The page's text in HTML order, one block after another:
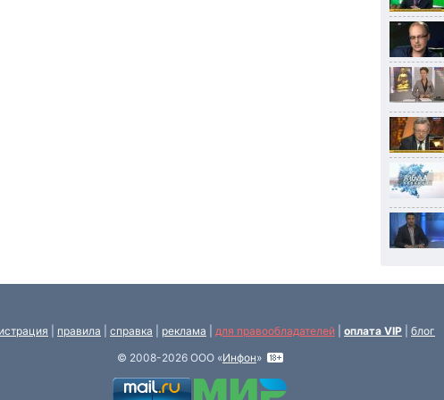
правила справка реклама для правообладателей оплата VIP
блог
© 2008-2026 ООО «Инфон»